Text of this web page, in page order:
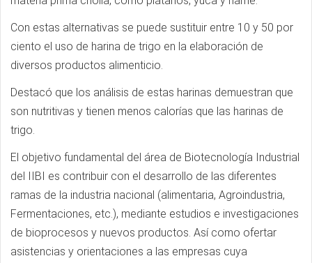
Con estas alternativas se puede sustituir entre 10 y 50 por
ciento el uso de harina de trigo en la elaboración de
diversos productos alimenticio.
Destacó que los análisis de estas harinas demuestran que
son nutritivas y tienen menos calorías que las harinas de
trigo.
El objetivo fundamental del área de Biotecnología Industrial
del IIBI es contribuir con el desarrollo de las diferentes
ramas de la industria nacional (alimentaria, Agroindustria,
Fermentaciones, etc.), mediante estudios e investigaciones
de bioprocesos y nuevos productos. Así como ofertar
asistencias y orientaciones a las empresas cuya